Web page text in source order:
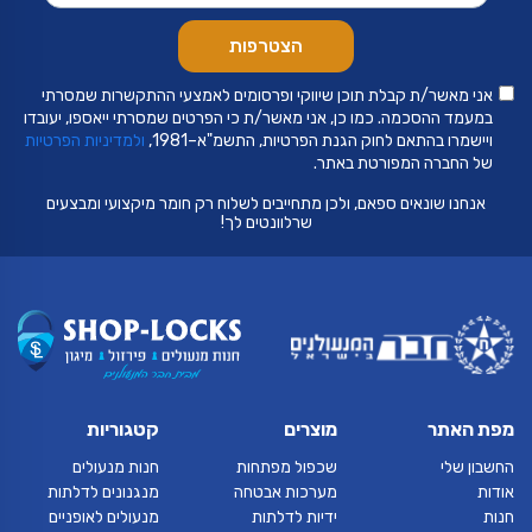
אני מאשר/ת קבלת תוכן שיווקי ופרסומים לאמצעי ההתקשרות שמסרתי
במעמד ההסכמה. כמו כן, אני מאשר/ת כי הפרטים שמסרתי ייאספו, יעובדו
ויישמרו בהתאם לחוק הגנת הפרטיות, התשמ"א–1981,
ולמדיניות הפרטיות
של החברה המפורטת באתר.
אנחנו שונאים ספאם, ולכן מתחייבים לשלוח רק חומר מיקצועי ומבצעים
שרלוונטים לך!
מפת האתר
החשבון שלי
אודות
חנות
מוצרים
שכפול מפתחות
מערכות אבטחה
ידיות לדלתות
קטגוריות
חנות מנעולים
מנגנונים לדלתות
מנעולים לאופניים